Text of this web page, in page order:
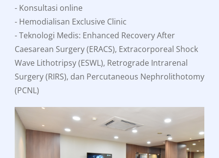
- Konsultasi online
- Hemodialisan Exclusive Clinic
- Teknologi Medis: Enhanced Recovery After
Caesarean Surgery (ERACS), Extracorporeal Shock
Wave Lithotripsy (ESWL), Retrograde Intrarenal
Surgery (RIRS), dan Percutaneous Nephrolithotomy
(PCNL)